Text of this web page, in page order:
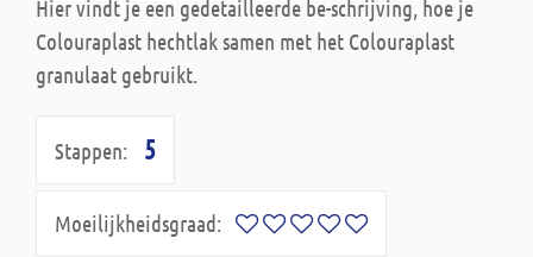
Hier vindt je een gedetailleerde be-schrijving, hoe je
Colouraplast hechtlak samen met het Colouraplast
granulaat gebruikt.
Stappen: 5
Moeilijkheidsgraad: